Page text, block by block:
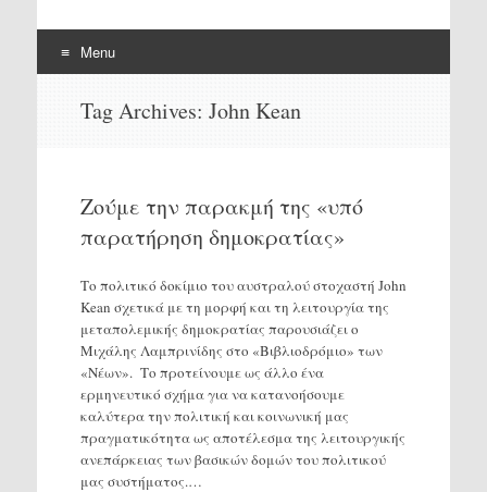
Menu
Tag Archives: John Kean
Ζούμε την παρακμή της «υπό
παρατήρηση δημοκρατίας»
Το πολιτικό δοκίμιο του αυστραλού στοχαστή John
Kean σχετικά με τη μορφή και τη λειτουργία της
μεταπολεμικής δημοκρατίας παρουσιάζει ο
Μιχάλης Λαμπρινίδης στο «Βιβλιοδρόμιο» των
«Νέων». Το προτείνουμε ως άλλο ένα
ερμηνευτικό σχήμα για να κατανοήσουμε
καλύτερα την πολιτική και κοινωνική μας
πραγματικότητα ως αποτέλεσμα της λειτουργικής
ανεπάρκειας των βασικών δομών του πολιτικού
μας συστήματος.…